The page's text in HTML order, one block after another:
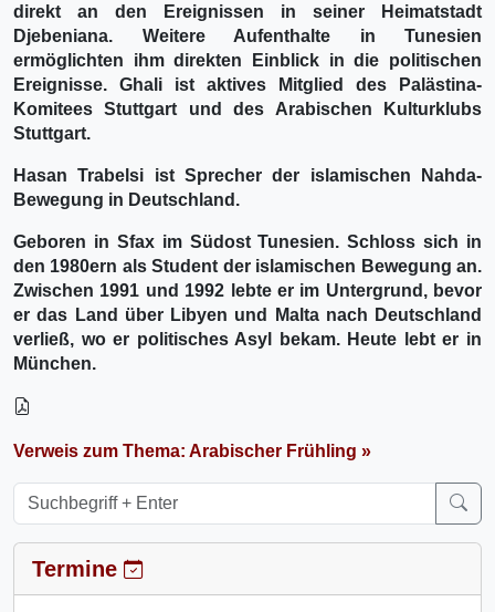
direkt an den Ereignissen in seiner Heimatstadt
Djebeniana. Weitere Aufenthalte in Tunesien
ermöglichten ihm direkten Einblick in die politischen
Ereignisse. Ghali ist aktives Mitglied des Palästina-
Komitees Stuttgart und des Arabischen Kulturklubs
Stuttgart.
Hasan Trabelsi ist Sprecher der islamischen Nahda-
Bewegung in Deutschland.
Geboren in Sfax im Südost Tunesien. Schloss sich in
den 1980ern als Student der islamischen Bewegung an.
Zwischen 1991 und 1992 lebte er im Untergrund, bevor
er das Land über Libyen und Malta nach Deutschland
verließ, wo er politisches Asyl bekam. Heute lebt er in
München.
Verweis zum Thema: Arabischer Frühling »
Termine